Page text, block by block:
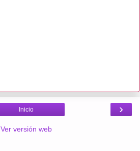
›
Inicio
Ver versión web